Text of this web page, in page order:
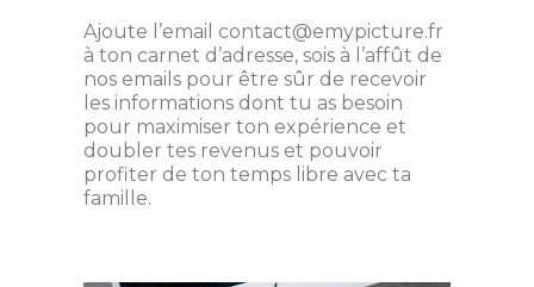
Ajoute l’email contact@emypicture.fr
à ton carnet d’adresse, sois à l’affût de
nos emails pour être sûr de recevoir
les informations dont tu as besoin
pour maximiser ton expérience et
doubler tes revenus et pouvoir
profiter de ton temps libre avec ta
famille.